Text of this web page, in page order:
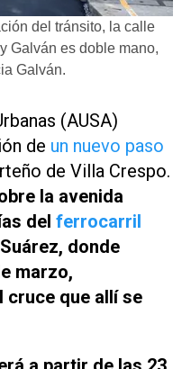
del tránsito, la calle
Galván es doble mano,
Galván.
(AUSA)
de un nuevo paso
de Villa Crespo.
la avenida
del ferrocarril
donde
marzo,
cruce que allí se